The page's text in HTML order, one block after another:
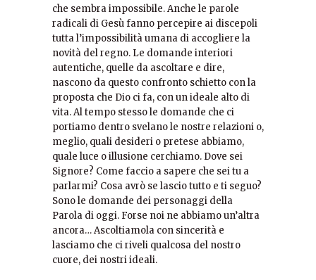
che sembra impossibile. Anche le parole
radicali di Gesù fanno percepire ai discepoli
tutta l’impossibilità umana di accogliere la
novità del regno. Le domande interiori
autentiche, quelle da ascoltare e dire,
nascono da questo confronto schietto con la
proposta che Dio ci fa, con un ideale alto di
vita. Al tempo stesso le domande che ci
portiamo dentro svelano le nostre relazioni o,
meglio, quali desideri o pretese abbiamo,
quale luce o illusione cerchiamo. Dove sei
Signore? Come faccio a sapere che sei tu a
parlarmi? Cosa avrò se lascio tutto e ti seguo?
Sono le domande dei personaggi della
Parola di oggi. Forse noi ne abbiamo un’altra
ancora… Ascoltiamola con sincerità e
lasciamo che ci riveli qualcosa del nostro
cuore, dei nostri ideali.